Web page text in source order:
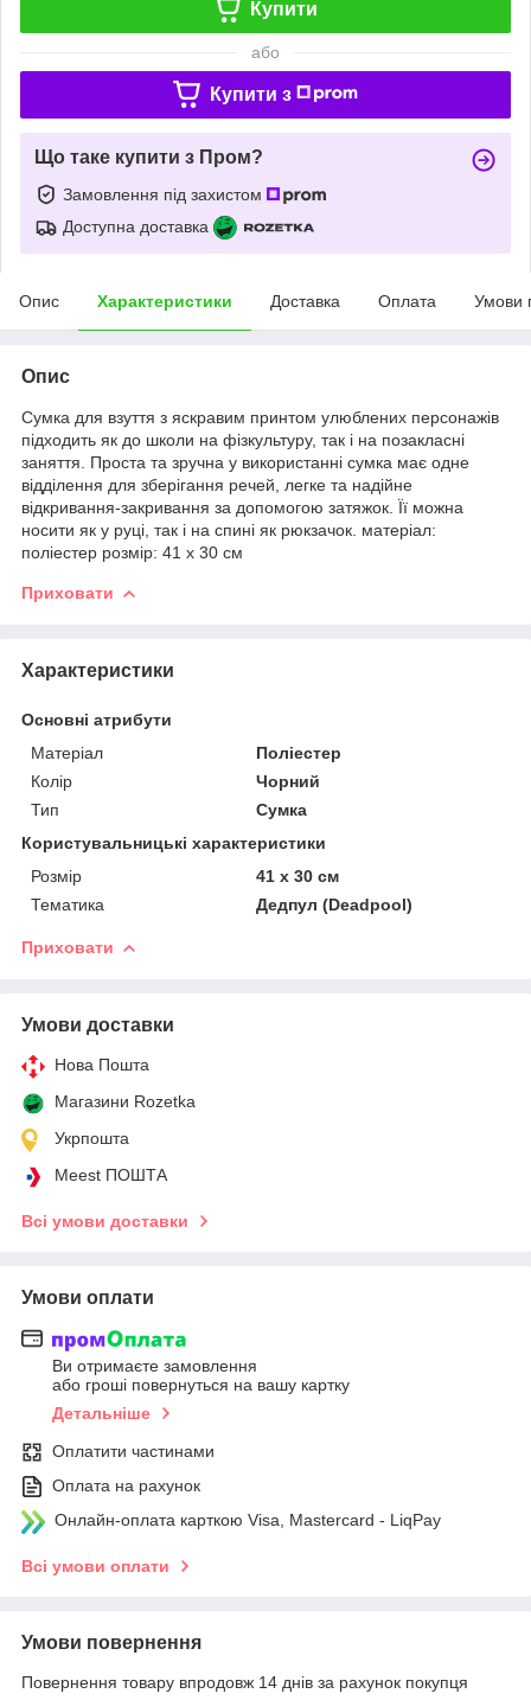
Купити
або
Купити з
Що таке купити з Пром?
Замовлення під захистом
Доступна доставка
Опис Характеристики Доставка Оплата Умови
Опис
Сумка для взуття з яскравим принтом улюблених персонажів
підходить як до школи на фізкультуру, так і на позакласні
заняття. Проста та зручна у використанні сумка має одне
відділення для зберігання речей, легке та надійне
відкривання-закривання за допомогою затяжок. Її можна
носити як у руці, так і на спині як рюкзачок. матеріал:
поліестер розмір: 41 х 30 см
Приховати
Характеристики
Основні атрибути
Матеріал
Поліестер
Колір
Чорний
Тип
Сумка
Користувальницькі характеристики
Розмір
41 х 30 см
Тематика
Дедпул (Deadpool)
Приховати
Умови доставки
Нова Пошта
Магазини Rozetka
Укрпошта
Meest ПОШТА
Всі умови доставки
Умови оплати
Ви отримаєте замовлення
або гроші повернуться на вашу картку
Детальніше
Оплатити частинами
Оплата на рахунок
Онлайн-оплата карткою Visa, Mastercard - LiqPay
Всі умови оплати
Умови повернення
Повернення товару впродовж 14 днів за рахунок покупця